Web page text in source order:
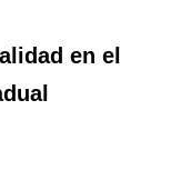
en el